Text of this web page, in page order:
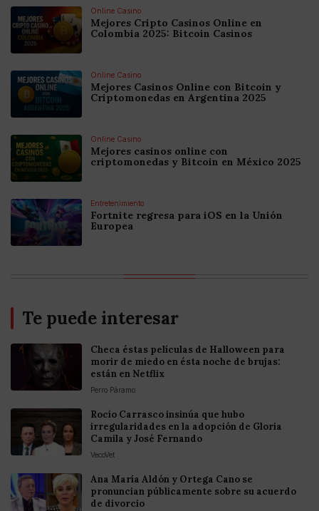
Online Casino
Mejores Cripto Casinos Online en
Colombia 2025: Bitcoin Casinos
Online Casino
Mejores Casinos Online con Bitcoin y
Criptomonedas en Argentina 2025
Online Casino
Mejores casinos online con
criptomonedas y Bitcoin en México 2025
Entretenimiento
Fortnite regresa para iOS en la Unión
Europea
Te puede interesar
Checa éstas películas de Halloween para
morir de miedo en ésta noche de brujas:
están en Netflix
Perro Páramo
Rocío Carrasco insinúa que hubo
irregularidades en la adopción de Gloria
Camila y José Fernando
VecoVet
Ana María Aldón y Ortega Cano se
pronuncian públicamente sobre su acuerdo
de divorcio